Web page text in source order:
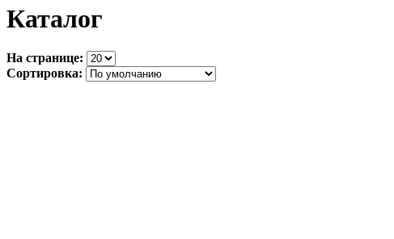
Каталог
На странице:
Сортировка: